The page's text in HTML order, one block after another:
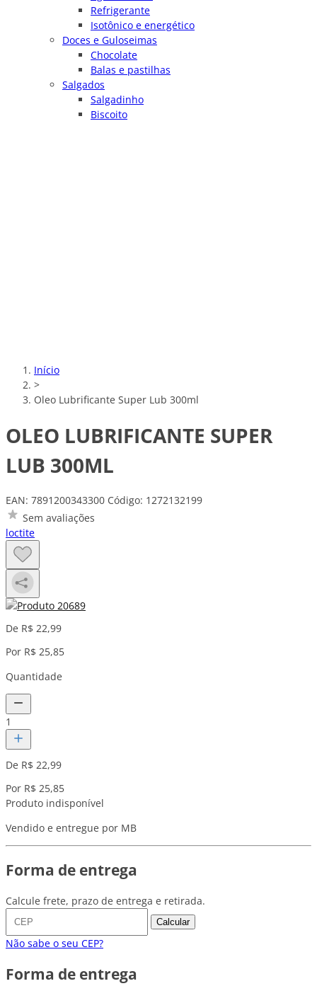
Refrigerante
Isotônico e energético
Doces e Guloseimas
Chocolate
Balas e pastilhas
Salgados
Salgadinho
Biscoito
Início
>
Oleo Lubrificante Super Lub 300ml
OLEO LUBRIFICANTE SUPER
LUB 300ML
EAN: 7891200343300 Código: 1272132199
Sem avaliações
loctite
De R$ 22,99
Por R$ 25,85
Quantidade
1
De R$ 22,99
Por R$ 25,85
Produto indisponível
Vendido e entregue por MB
Forma de entrega
Calcule frete, prazo de entrega e retirada.
Calcular
Não sabe o seu CEP?
Forma de entrega